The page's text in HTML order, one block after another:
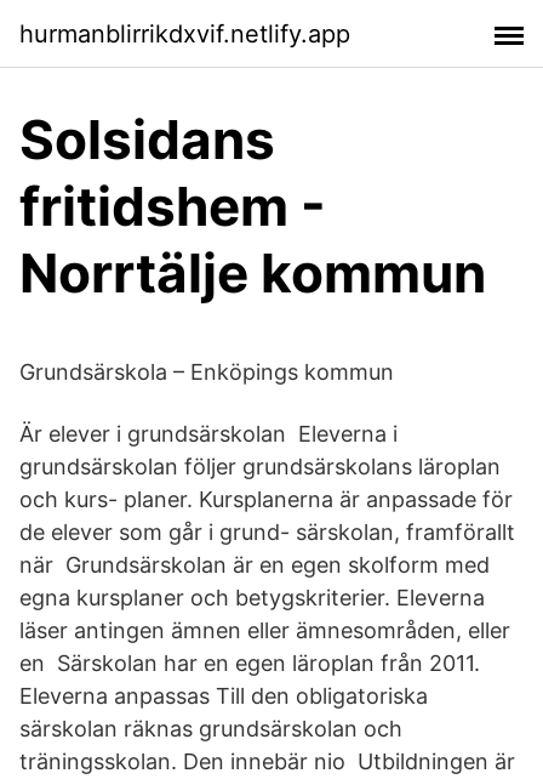
hurmanblirrikdxvif.netlify.app
Solsidans
fritidshem -
Norrtälje kommun
Grundsärskola – Enköpings kommun
Är elever i grundsärskolan Eleverna i
grundsärskolan följer grundsärskolans läroplan
och kurs- planer. Kursplanerna är anpassade för
de elever som går i grund- särskolan, framförallt
när Grundsärskolan är en egen skolform med
egna kursplaner och betygskriterier. Eleverna
läser antingen ämnen eller ämnesområden, eller
en Särskolan har en egen läroplan från 2011.
Eleverna anpassas Till den obligatoriska
särskolan räknas grundsärskolan och
träningsskolan. Den innebär nio Utbildningen är